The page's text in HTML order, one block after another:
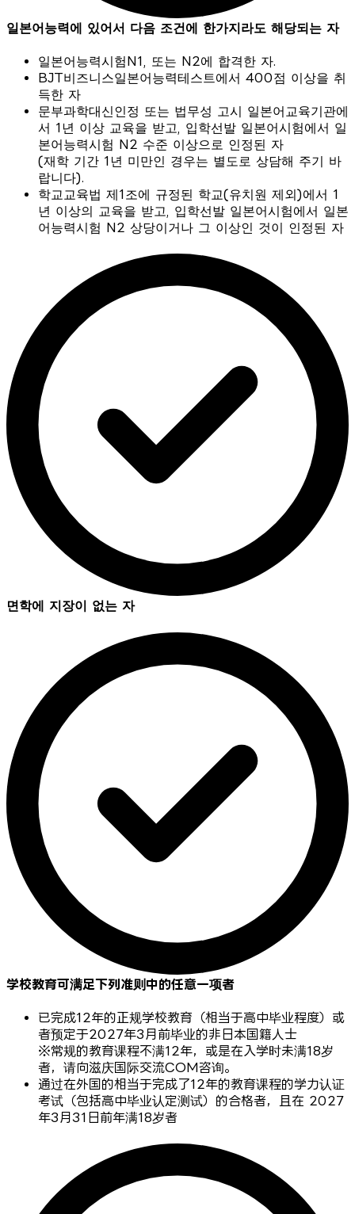
일본어능력에 있어서 다음 조건에 한가지라도 해당되는 자
일본어능력시험N1, 또는 N2에 합격한 자.
BJT비즈니스일본어능력테스트에서 400점 이상을 취
득한 자
문부과학대신인정 또는 법무성 고시 일본어교육기관에
서 1년 이상 교육을 받고, 입학선발 일본어시험에서 일
본어능력시험 N2 수준 이상으로 인정된 자
(재학 기간 1년 미만인 경우는 별도로 상담해 주기 바
랍니다).
학교교육법 제1조에 규정된 학교(유치원 제외)에서 1
년 이상의 교육을 받고, 입학선발 일본어시험에서 일본
어능력시험 N2 상당이거나 그 이상인 것이 인정된 자
면학에 지장이 없는 자
学校教育可满足下列准则中的任意一项者
已完成12年的正规学校教育（相当于高中毕业程度）或
者预定于2027年3月前毕业的非日本国籍人士
※常规的教育课程不满12年，或是在入学时未满18岁
者，请向滋庆国际交流COM咨询。
通过在外国的相当于完成了12年的教育课程的学力认证
考试（包括高中毕业认定测试）的合格者，且在 2027
年3月31日前年满18岁者